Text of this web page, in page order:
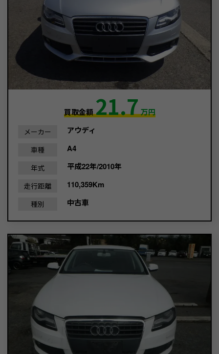
買取金額21.7万円
メーカー アウディ
車種 A4
年式 平成22年/2010年
走行距離 110,359Km
種別 中古車